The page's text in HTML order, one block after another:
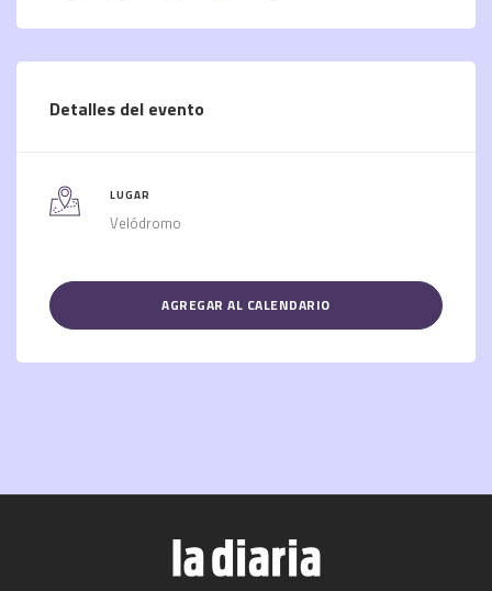
Detalles del evento
LUGAR
Velódromo
AGREGAR AL CALENDARIO